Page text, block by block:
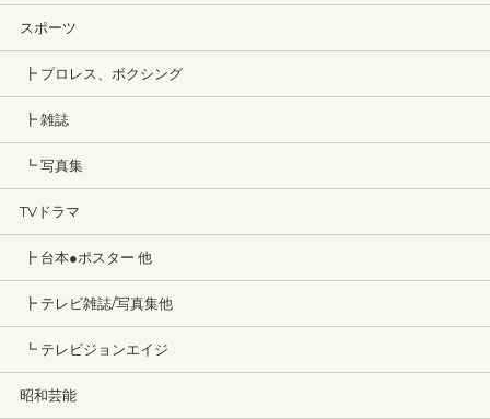
スポーツ
┣ プロレス、ボクシング
┣ 雑誌
┗ 写真集
TVドラマ
┣ 台本●ポスター 他
┣ テレビ雑誌/写真集他
┗ テレビジョンエイジ
昭和芸能